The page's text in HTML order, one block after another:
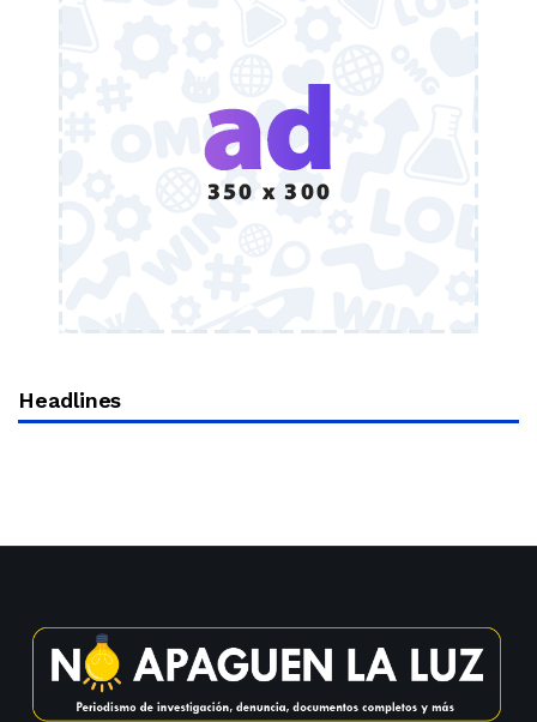
Headlines